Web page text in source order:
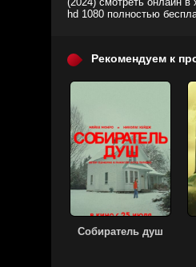
hd 1080 полностью
Рекомендуем к
Собиратель душ